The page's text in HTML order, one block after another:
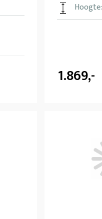
Hoogte:
1.869,-